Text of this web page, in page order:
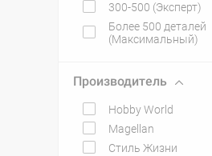
300-500 (Эксперт)
Более 500 деталей
(Максимальный)
Производитель
Hobby World
Magellan
Стиль Жизни